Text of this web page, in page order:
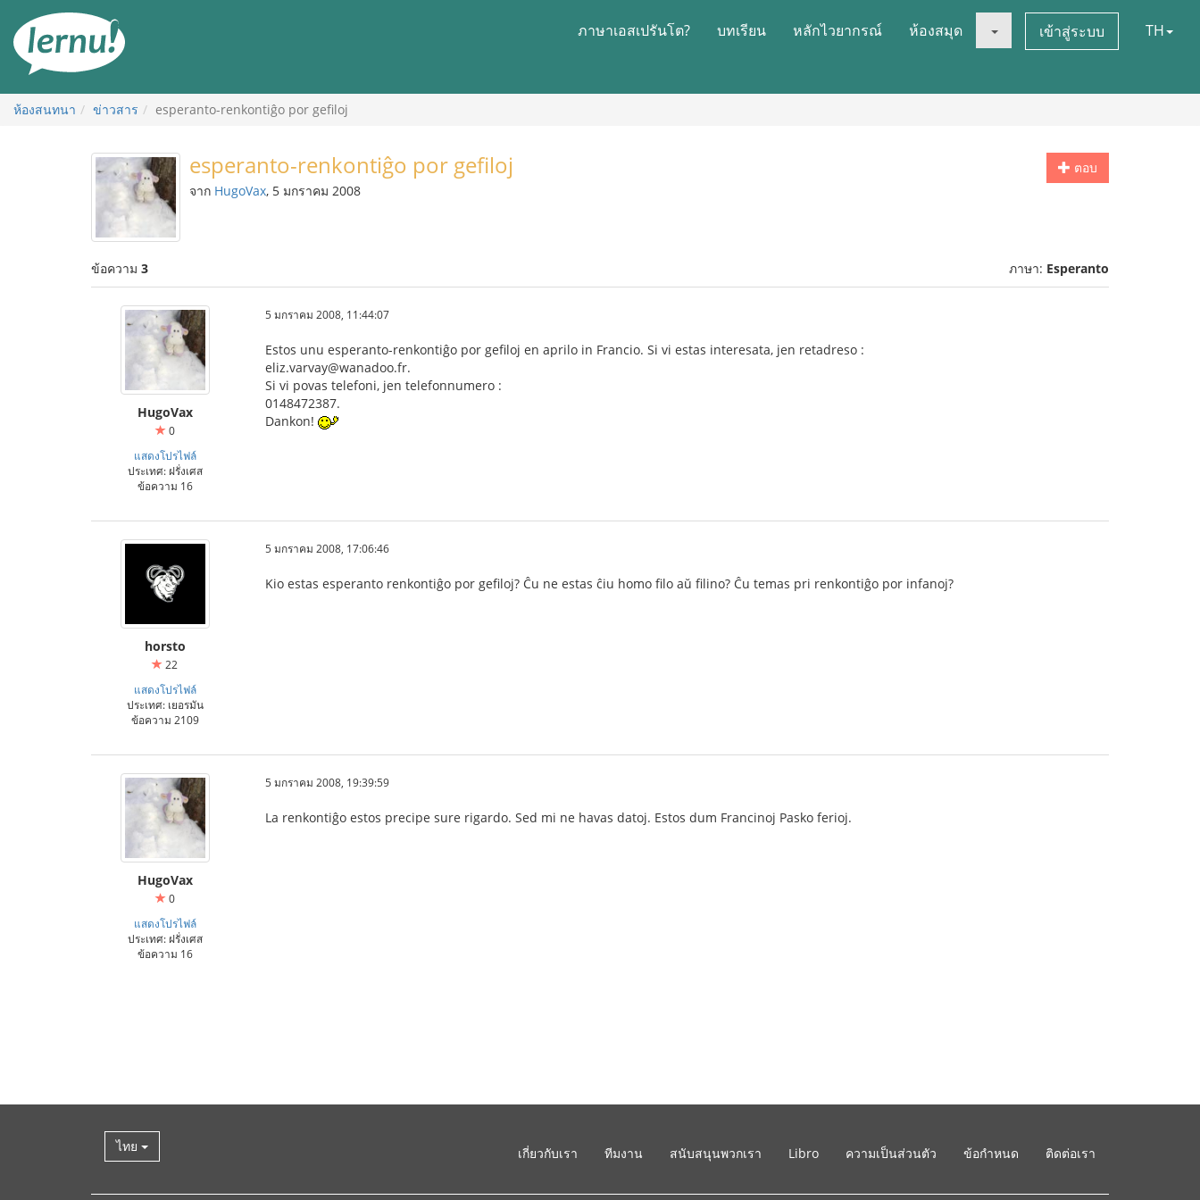
สารบัญ
ภาษาเอสเปรันโต? บทเรียน หลักไวยากรณ์ ห้องสมุด เข้าสู่ระบบ TH
ห้องสนทนา ข่าวสาร esperanto-renkontiĝo por gefiloj
ตอบ
esperanto-renkontiĝo por gefiloj
จาก HugoVax, 5 มกราคม 2008
ข้อความ 3 ภาษา: Esperanto
HugoVax
0
แสดงโปรไฟล์
ประเทศ: ฝรั่งเศส
ข้อความ 16
5 มกราคม 2008, 11:44:07
Estos unu esperanto-renkontiĝo por gefiloj en aprilo in Francio. Si vi estas interesata, jen retadreso :
eliz.varvay@wanadoo.fr.
Si vi povas telefoni, jen telefonnumero :
0148472387.
Dankon!
horsto
22
แสดงโปรไฟล์
ประเทศ: เยอรมัน
ข้อความ 2109
5 มกราคม 2008, 17:06:46
Kio estas esperanto renkontiĝo por gefiloj? Ĉu ne estas ĉiu homo filo aŭ filino? Ĉu temas pri renkontiĝo por infanoj?
HugoVax
0
แสดงโปรไฟล์
ประเทศ: ฝรั่งเศส
ข้อความ 16
5 มกราคม 2008, 19:39:59
La renkontiĝo estos precipe sure rigardo. Sed mi ne havas datoj. Estos dum Francinoj Pasko ferioj.
ไทย เกี่ยวกับเรา ทีมงาน สนับสนุนพวกเรา Libro ความเป็นส่วนตัว ข้อกำหนด ติดต่อเรา